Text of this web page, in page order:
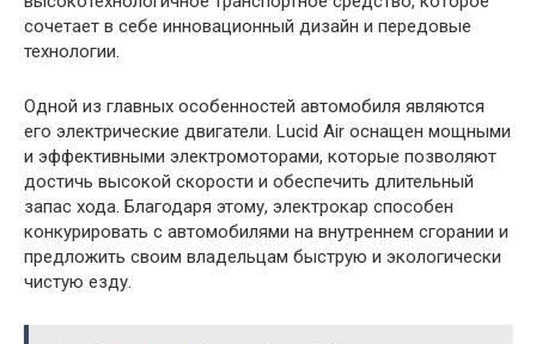
сочетает в себе инновационный дизайн и передовые
технологии.
Одной из главных особенностей автомобиля являются
его электрические двигатели. Lucid Air оснащен мощными
и эффективными электромоторами, которые позволяют
достичь высокой скорости и обеспечить длительный
запас хода. Благодаря этому, электрокар способен
конкурировать с автомобилями на внутреннем сгорании и
предложить своим владельцам быструю и экологически
чистую езду.